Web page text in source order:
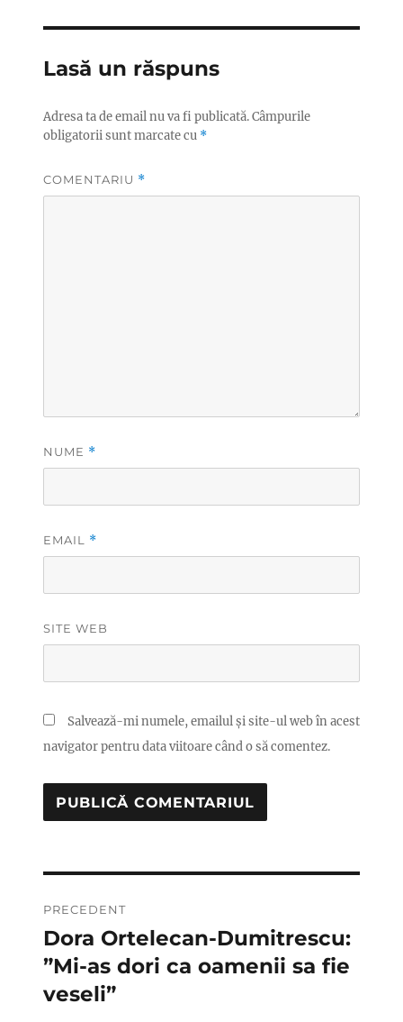
Lasă un răspuns
Adresa ta de email nu va fi publicată.Câmpurile
obligatorii sunt marcate cu *
COMENTARIU *
NUME *
EMAIL *
SITE WEB
Salvează-mi numele, emailul și site-ul web în acest
navigator pentru data viitoare când o să comentez.
în
articole
PRECEDENT
Articolul
anterior:
Dora Ortelecan-Dumitrescu:
”Mi-as dori ca oamenii sa fie
veseli”